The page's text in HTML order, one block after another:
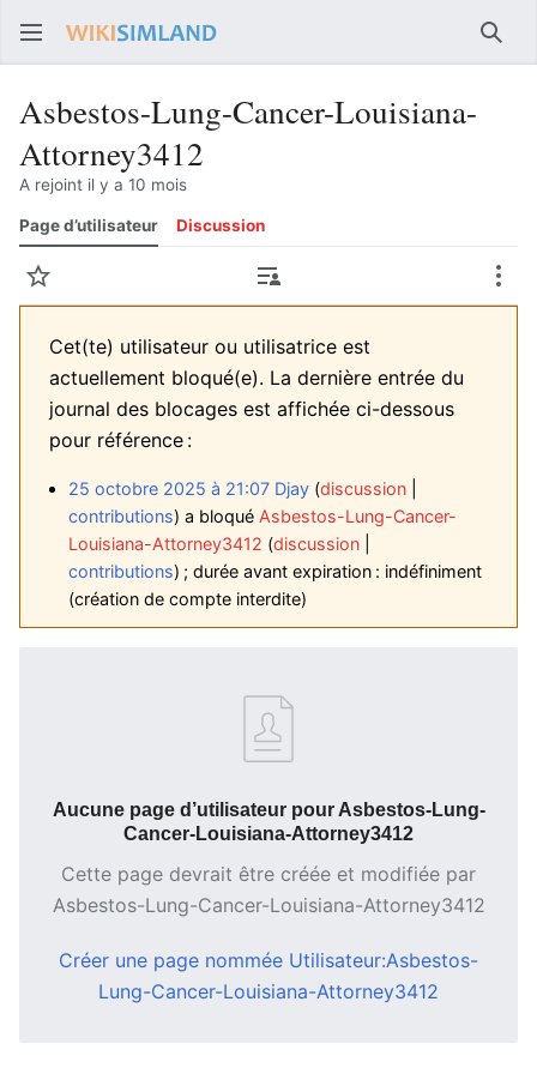
Asbestos-Lung-Cancer-Louisiana-
Attorney3412
A rejoint il y a 10 mois
Page d’utilisateur Discussion
Suivre Contributions Plus
Cet(te) utilisateur ou utilisatrice est
actuellement bloqué(e). La dernière entrée du
journal des blocages est affichée ci-dessous
pour référence :
25 octobre 2025 à 21:07 Djay discussion
contributions a bloqué Asbestos-Lung-Cancer-
Louisiana-Attorney3412 discussion
contributions ; durée avant expiration : indéfiniment
(création de compte interdite)
Aucune page d’utilisateur pour Asbestos-Lung-
Cancer-Louisiana-Attorney3412
Cette page devrait être créée et modifiée par
Asbestos-Lung-Cancer-Louisiana-Attorney3412
Créer une page nommée Utilisateur:Asbestos-
Lung-Cancer-Louisiana-Attorney3412